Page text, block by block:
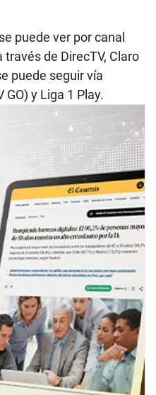
puede ver por canal
de DirecTV, Claro
puede seguir vía
GO) y Liga 1 Play.